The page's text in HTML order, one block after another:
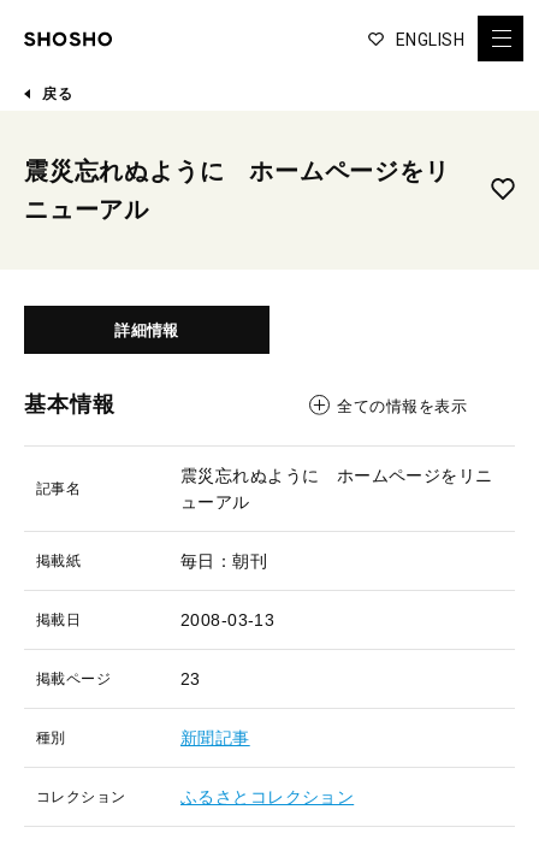
ENGLISH
戻る
震災忘れぬように ホームページをリ
ニューアル
詳細情報
基本情報 全ての情報を表示
記事名
震災忘れぬように ホームページをリニ
ューアル
掲載紙 毎日：朝刊
掲載日 2008-03-13
掲載ページ 23
種別 新聞記事
コレクション ふるさとコレクション